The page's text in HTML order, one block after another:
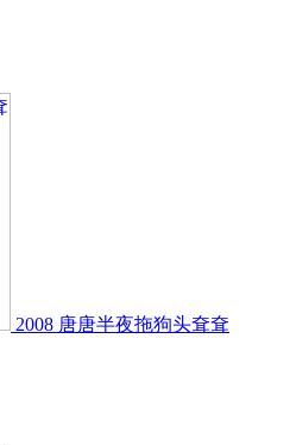
2008 唐唐半夜拖狗头耷耷